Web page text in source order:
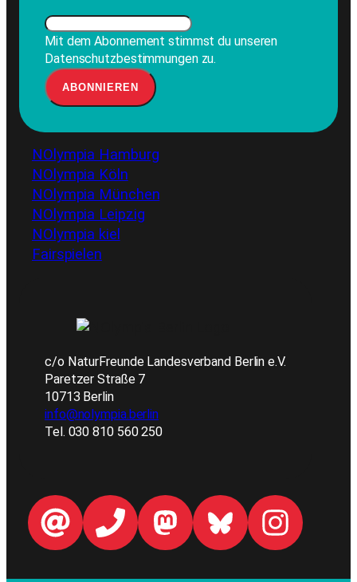
Mit dem Abonnement stimmst du unseren
Datenschutzbestimmungen zu.
NOlympia Hamburg
NOlympia Köln
NOlympia München
NOlympia Leipzig
NOlympia kiel
Fairspielen
c/o NaturFreunde Landesverband Berlin e.V.
Paretzer Straße 7
10713 Berlin
info@nolympia.berlin
Tel. 030 810 560 250